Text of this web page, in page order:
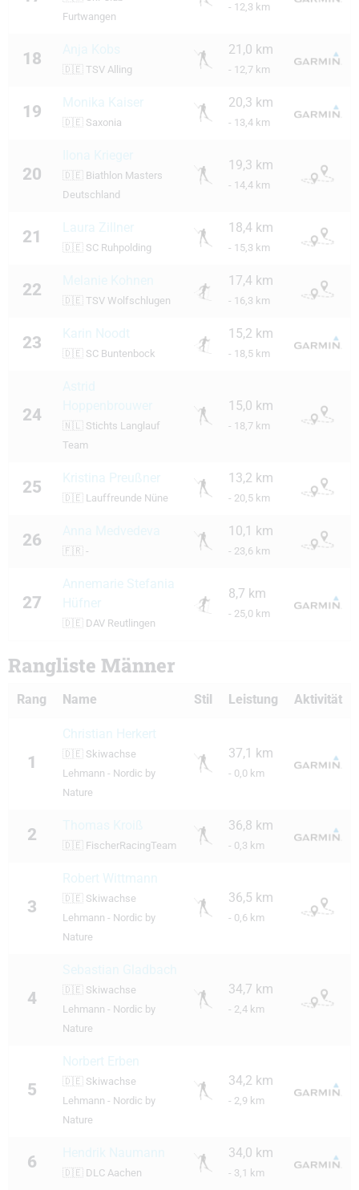
Furtwangen
- 12,3 km
18
🇩🇪 TSV Alling
21,0 km
- 12,7 km
19 Monika Kaiser
🇩🇪 Saxonia
20,3 km
- 13,4 km
20 🇩🇪 Biathlon Masters
Deutschland
19,3 km
- 14,4 km
21 Laura Zillner
🇩🇪 SC Ruhpolding
18,4 km
- 15,3 km
22
🇩🇪 TSV Wolfschlugen
17,4 km
- 16,3 km
23 Karin Noodt
🇩🇪 SC Buntenbock
15,2 km
- 18,5 km
24
🇳🇱 Stichts Langlauf
Team
15,0 km
- 18,7 km
25 Kristina Preußner
🇩🇪 Lauffreunde Nüne
13,2 km
- 20,5 km
26
🇫🇷 -
10,1 km
- 23,6 km
27
Annemarie Stefania
Hüfner
🇩🇪 DAV Reutlingen
8,7 km
- 25,0 km
Rangliste Männer
Rang Name Stil Leistung Aktivität
1
Christian Herkert
🇩🇪 Skiwachse
Lehmann - Nordic by
Nature
37,1 km
- 0,0 km
2
🇩🇪 FischerRacingTeam
36,8 km
- 0,3 km
3
Robert Wittmann
🇩🇪 Skiwachse
Lehmann - Nordic by
Nature
36,5 km
- 0,6 km
4 🇩🇪 Skiwachse
Lehmann - Nordic by
Nature
34,7 km
- 2,4 km
5
Norbert Erben
🇩🇪 Skiwachse
Lehmann - Nordic by
Nature
34,2 km
- 2,9 km
6
🇩🇪 DLC Aachen
34,0 km
- 3,1 km